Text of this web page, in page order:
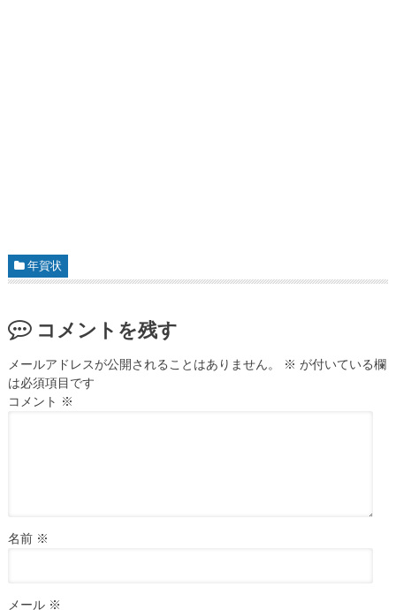
年賀状
コメントを残す
メールアドレスが公開されることはありません。 ※ が付いている欄
は必須項目です
コメント ※
名前 ※
メール ※